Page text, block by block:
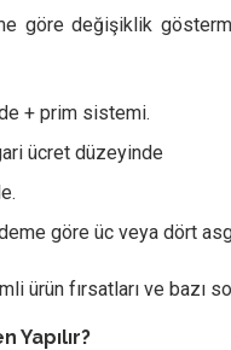
göre değişiklik
+ prim sistemi.
ücret düzeyinde
göre üc veya dört
ürün fırsatları ve bazı
Yapılır?